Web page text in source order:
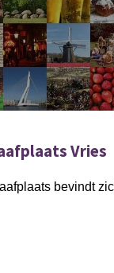
Vries
bevindt